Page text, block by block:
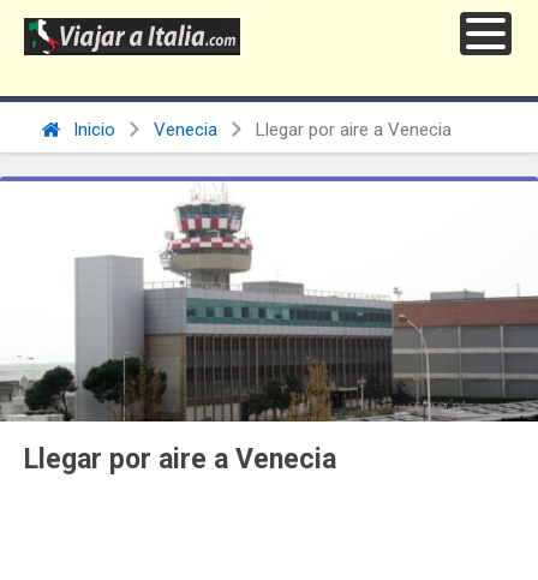
Inicio Venecia Llegar por aire a Venecia
Llegar por aire a Venecia